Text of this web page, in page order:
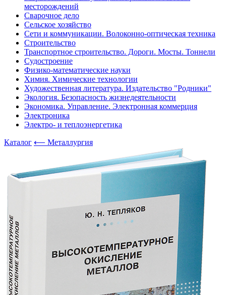
месторождений
Сварочное дело
Сельское хозяйство
Сети и коммуникации. Волоконно-оптическая техника
Строительство
Транспортное строительство. Дороги. Мосты. Тоннели
Судостроение
Физико-математические науки
Химия. Химические технологии
Художественная литература. Издательство "Родники"
Экология. Безопасность жизнедеятельности
Экономика. Управление. Электронная коммерция
Электроника
Электро- и теплоэнергетика
Каталог ⟵ Металлургия